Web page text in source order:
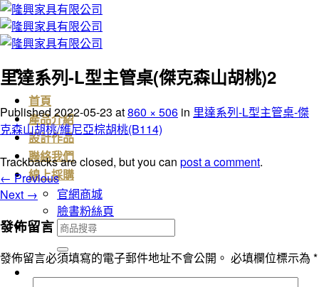
Skip
to
content
首頁
產品介紹
設計作品
聯絡我們
線上採購
官網商城
臉書粉絲頁
搜
尋
關
鍵
里達系列-L型主管桌(傑克森山胡桃)2
Published2022-05-23 at860 × 506 in 里達系列-L型主管桌-傑
克森山胡桃/維尼亞棕胡桃(B114)
Trackbacks are closed, but you can post a comment.
← Previous
Next →
發佈留言
發佈留言必須填寫的電子郵件地址不會公開。 必填欄位標示為 *